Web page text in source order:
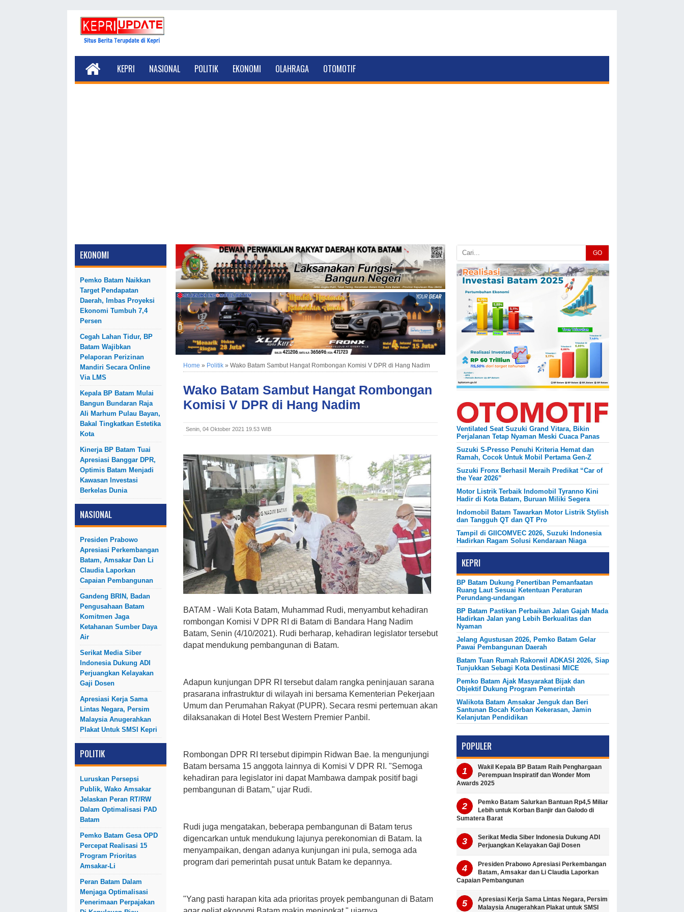
KEPRI NASIONAL POLITIK EKONOMI OLAHRAGA OTOMOTIF
EKONOMI
Pemko Batam Naikkan
Target Pendapatan
Daerah, Imbas Proyeksi
Ekonomi Tumbuh 7,4
Persen
Cegah Lahan Tidur, BP
Batam Wajibkan
Pelaporan Perizinan
Mandiri Secara Online
Via LMS
Kepala BP Batam Mulai
Bangun Bundaran Raja
Ali Marhum Pulau Bayan,
Bakal Tingkatkan Estetika
Kota
Kinerja BP Batam Tuai
Apresiasi Banggar DPR,
Optimis Batam Menjadi
Kawasan Investasi
Berkelas Dunia
NASIONAL
Presiden Prabowo
Apresiasi Perkembangan
Batam, Amsakar Dan Li
Claudia Laporkan
Capaian Pembangunan
Gandeng BRIN, Badan
Pengusahaan Batam
Komitmen Jaga
Ketahanan Sumber Daya
Air
Serikat Media Siber
Indonesia Dukung ADI
Perjuangkan Kelayakan
Gaji Dosen
Apresiasi Kerja Sama
Lintas Negara, Persim
Malaysia Anugerahkan
Plakat Untuk SMSI Kepri
POLITIK
Luruskan Persepsi
Publik, Wako Amsakar
Jelaskan Peran RT/RW
Dalam Optimalisasi PAD
Batam
Pemko Batam Gesa OPD
Percepat Realisasi 15
Program Prioritas
Amsakar-Li
Peran Batam Dalam
Menjaga Optimalisasi
Penerimaan Perpajakan
Home » Politik » Wako Batam Sambut Hangat Rombongan Komisi V DPR di Hang Nadim
Wako Batam Sambut Hangat Rombongan
Komisi V DPR di Hang Nadim
Senin, 04 Oktober 2021 19.53 WIB
BATAM - Wali Kota Batam, Muhammad Rudi, menyambut kehadiran
rombongan Komisi V DPR RI di Batam di Bandara Hang Nadim
Batam, Senin (4/10/2021). Rudi berharap, kehadiran legislator tersebut
dapat mendukung pembangunan di Batam.
Adapun kunjungan DPR RI tersebut dalam rangka peninjauan sarana
prasarana infrastruktur di wilayah ini bersama Kementerian Pekerjaan
Umum dan Perumahan Rakyat (PUPR). Secara resmi pertemuan akan
dilaksanakan di Hotel Best Western Premier Panbil.
Rombongan DPR RI tersebut dipimpin Ridwan Bae. Ia mengunjungi
Batam bersama 15 anggota lainnya di Komisi V DPR RI. "Semoga
kehadiran para legislator ini dapat Mambawa dampak positif bagi
pembangunan di Batam," ujar Rudi.
Rudi juga mengatakan, beberapa pembangunan di Batam terus
digencarkan untuk mendukung lajunya perekonomian di Batam. Ia
menyampaikan, dengan adanya kunjungan ini pula, semoga ada
program dari pemerintah pusat untuk Batam ke depannya.
"Yang pasti harapan kita ada prioritas proyek pembangunan di Batam
GO
Ventilated Seat Suzuki Grand Vitara, Bikin
Perjalanan Tetap Nyaman Meski Cuaca Panas
Suzuki S-Presso Penuhi Kriteria Hemat dan
Ramah, Cocok Untuk Mobil Pertama Gen-Z
Suzuki Fronx Berhasil Meraih Predikat “Car of
the Year 2026”
Motor Listrik Terbaik Indomobil Tyranno Kini
Hadir di Kota Batam, Buruan Miliki Segera
Indomobil Batam Tawarkan Motor Listrik Stylish
dan Tangguh QT dan QT Pro
Tampil di GIICOMVEC 2026, Suzuki Indonesia
Hadirkan Ragam Solusi Kendaraan Niaga
KEPRI
BP Batam Dukung Penertiban Pemanfaatan
Ruang Laut Sesuai Ketentuan Peraturan
Perundang-undangan
BP Batam Pastikan Perbaikan Jalan Gajah Mada
Hadirkan Jalan yang Lebih Berkualitas dan
Nyaman
Jelang Agustusan 2026, Pemko Batam Gelar
Pawai Pembangunan Daerah
Batam Tuan Rumah Rakorwil ADKASI 2026, Siap
Tunjukkan Sebagi Kota Destinasi MICE
Pemko Batam Ajak Masyarakat Bijak dan
Objektif Dukung Program Pemerintah
Walikota Batam Amsakar Jenguk dan Beri
Santunan Bocah Korban Kekerasan, Jamin
Kelanjutan Pendidikan
POPULER
Wakil Kepala BP Batam Raih Penghargaan
Perempuan Inspiratif dan Wonder Mom
Awards 2025
Pemko Batam Salurkan Bantuan Rp4,5 Miliar
Lebih untuk Korban Banjir dan Galodo di
Sumatera Barat
Serikat Media Siber Indonesia Dukung ADI
Perjuangkan Kelayakan Gaji Dosen
Presiden Prabowo Apresiasi Perkembangan
Batam, Amsakar dan Li Claudia Laporkan
Capaian Pembangunan
Apresiasi Kerja Sama Lintas Negara, Persim
Malaysia Anugerahkan Plakat untuk SMSI